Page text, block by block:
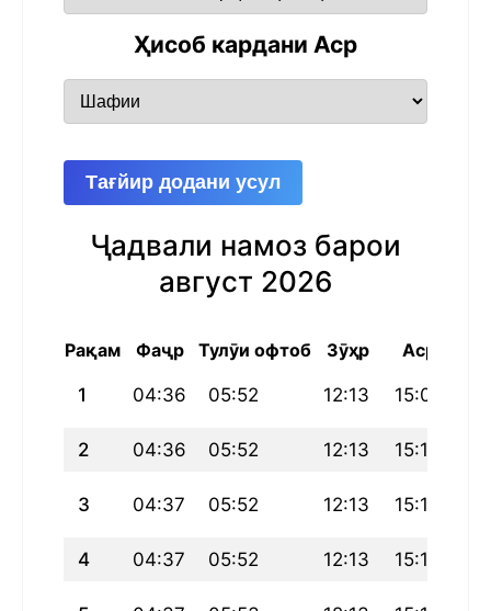
Ҳисоб кардани Аср
Тағйир додани усул
Ҷадвали намоз барои
август 2026
Рақам Фаҷр Тулӯи офтоб Зӯҳр Аср
1 04:36 05:52 12:13 15:09
2 04:36 05:52 12:13 15:10
3 04:37 05:52 12:13 15:10
4 04:37 05:52 12:13 15:11